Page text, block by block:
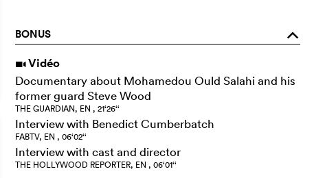
BONUS o
i Vidéo
Documentary about Mohamedou Ould Salahi and his
former guard Steve Wood
THE GUARDIAN, EN , 21‘26‘‘
Interview with Benedict Cumberbatch
FABTV, EN , 06‘02‘‘
Interview with cast and director
THE HOLLYWOOD REPORTER, EN , 06‘01‘‘